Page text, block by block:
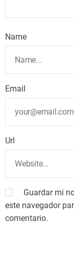
Name
Email
Url
Guardar mi
este navegador
comentario.